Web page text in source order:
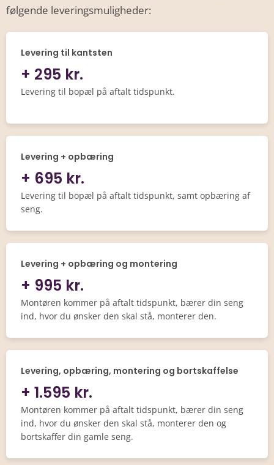
følgende leveringsmuligheder:
Levering til kantsten
+ 295 kr.
Levering til bopæl på aftalt tidspunkt.
Levering + opbæring
+ 695 kr.
Levering til bopæl på aftalt tidspunkt, samt opbæring af
seng.
Levering + opbæring og montering
+ 995 kr.
Montøren kommer på aftalt tidspunkt, bærer din seng
ind, hvor du ønsker den skal stå, monterer den.
Levering, opbæring, montering og bortskaffelse
+ 1.595 kr.
Montøren kommer på aftalt tidspunkt, bærer din seng
ind, hvor du ønsker den skal stå, monterer den og
bortskaffer din gamle seng.